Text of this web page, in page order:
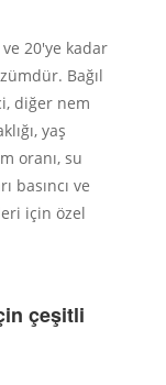
20'ye kadar
Bağıl
diğer nem
yaş
oranı, su
basıncı ve
için özel
çeşitli